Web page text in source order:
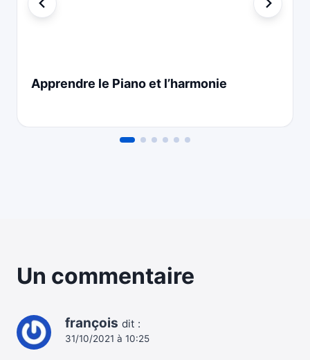
Apprendre le Piano et l’harmonie
Un commentaire
françois dit :
31/10/2021 à 10:25